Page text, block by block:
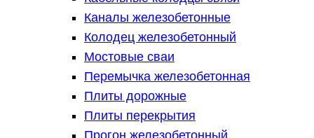
Каналы железобетонные
Колодец железобетонный
Мостовые сваи
Перемычка железобетонная
Плиты дорожные
Плиты перекрытия
Прогон железобетонный